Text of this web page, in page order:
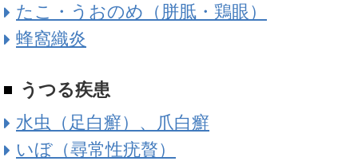
たこ・うおのめ（胼胝・鶏眼）
蜂窩織炎
うつる疾患
水虫（足白癬）、爪白癬
いぼ（尋常性疣贅）